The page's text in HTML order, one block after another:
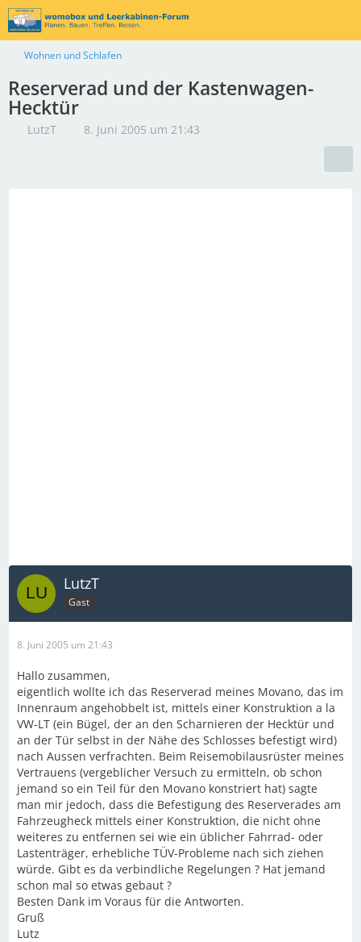
Wohnen und Schlafen
Reserverad und der Kastenwagen-
Hecktür
LutzT 8. Juni 2005 um 21:43
LutzT
Gast
8. Juni 2005 um 21:43
Hallo zusammen,
eigentlich wollte ich das Reserverad meines Movano, das im
Innenraum angehobbelt ist, mittels einer Konstruktion a la
VW-LT (ein Bügel, der an den Scharnieren der Hecktür und
an der Tür selbst in der Nähe des Schlosses befestigt wird)
nach Aussen verfrachten. Beim Reisemobilausrüster meines
Vertrauens (vergeblicher Versuch zu ermitteln, ob schon
jemand so ein Teil für den Movano konstriert hat) sagte
man mir jedoch, dass die Befestigung des Reserverades am
Fahrzeugheck mittels einer Konstruktion, die nicht ohne
weiteres zu entfernen sei wie ein üblicher Fahrrad- oder
Lastenträger, erhebliche TÜV-Probleme nach sich ziehen
würde. Gibt es da verbindliche Regelungen ? Hat jemand
schon mal so etwas gebaut ?
Besten Dank im Voraus für die Antworten.
Gruß
Lutz